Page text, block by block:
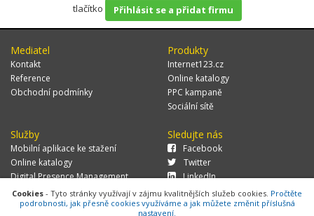
tlačítko
Přihlásit se a přidat firmu
Mediatel
Kontakt
Reference
Obchodní podmínky
Produkty
Internet123.cz
Online katalogy
PPC kampaně
Sociální sítě
Služby
Mobilní aplikace ke stažení
Online katalogy
Digital Presence Management
Více zákazníků
Sledujte nás
Facebook
Twitter
LinkedIn
Cookies - Tyto stránky využívají v zájmu kvalitnějších služeb cookies. Pročtěte
podrobnosti, jak přesně cookies využíváme a jak můžete změnit příslušná
nastavení.